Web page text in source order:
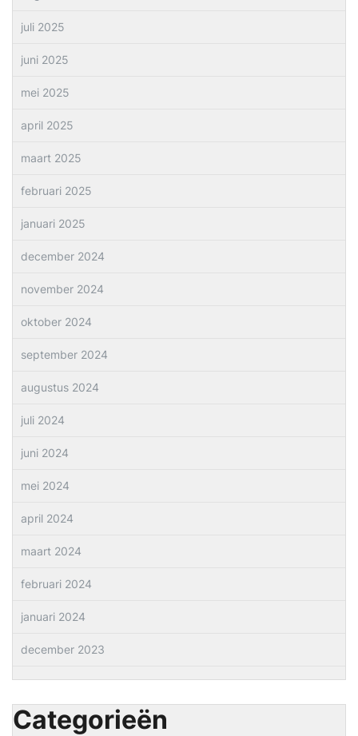
juli 2025
juni 2025
mei 2025
april 2025
maart 2025
februari 2025
januari 2025
december 2024
november 2024
oktober 2024
september 2024
augustus 2024
juli 2024
juni 2024
mei 2024
april 2024
maart 2024
februari 2024
januari 2024
december 2023
Categorieën